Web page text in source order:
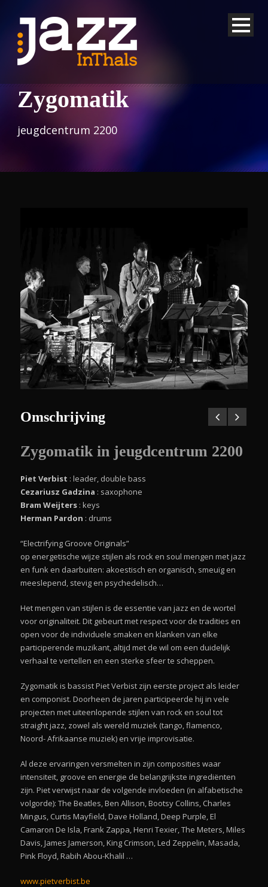
Zygomatik
jeugdcentrum 2200
Omschrijving
Zygomatik in jeugdcentrum 2200
Piet Verbist : leader, double bass
Cezariusz Gadzina : saxophone
Bram Weijters : keys
Herman Pardon : drums
“Electrifying Groove Originals”
op energetische wijze stijlen als rock en soul mengen met jazz
en funk en daarbuiten: akoestisch en organisch, smeuïg en
meeslepend, stevig en psychedelisch…
Het mengen van stijlen is de essentie van jazz en de wortel
voor originaliteit. Dit gebeurt met respect voor de tradities en
open voor de individuele smaken en klanken van elke
participerende muzikant, altijd met de wil om een duidelijk
verhaal te vertellen en een sterke sfeer te scheppen.
Zygomatik is bassist Piet Verbist zijn eerste project als leider
en componist. Doorheen de jaren participeerde hij in vele
projecten met uiteenlopende stijlen van rock en soul tot
straight jazz, zowel als wereld muziek (tango, flamenco,
Noord- Afrikaanse muziek) en vrije improvisatie.
Al deze ervaringen versmelten in zijn composities waar
intensiteit, groove en energie de belangrijkste ingrediënten
zijn. Piet verwijst naar de volgende invloeden (in alfabetische
volgorde): The Beatles, Ben Allison, Bootsy Collins, Charles
Mingus, Curtis Mayfield, Dave Holland, Deep Purple, El
Camaron De Isla, Frank Zappa, Henri Texier, The Meters, Miles
Davis, James Jamerson, King Crimson, Led Zeppelin, Masada,
Pink Floyd, Rabih Abou-Khalil …
www.pietverbist.be